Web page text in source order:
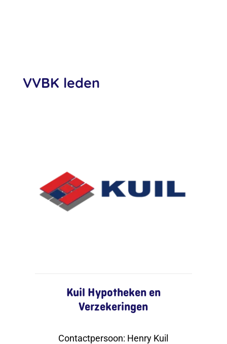
VVBK leden
Kuil Hypotheken en
Verzekeringen
Contactpersoon: Henry Kuil